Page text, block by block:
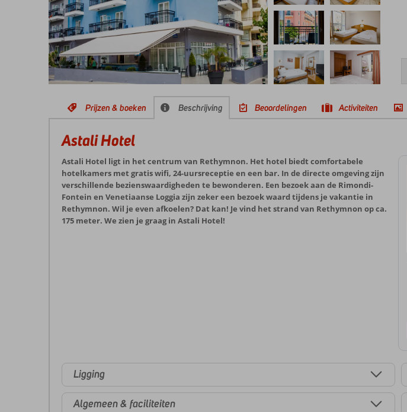
Prijzen & boeken Beschrijving Beoordelingen Activiteiten
Astali Hotel
Astali Hotel ligt in het centrum van Rethymnon. Het hotel biedt comfortabele
hotelkamers met gratis wifi, 24-uursreceptie en een bar. In de directe omgeving zijn
verschillende bezienswaardigheden te bewonderen. Een bezoek aan de Rimondi-
Fontein en Venetiaanse Loggia zijn zeker een bezoek waard tijdens je vakantie in
Rethymnon. Wil je even afkoelen? Dat kan! Je vind het strand van Rethymnon op ca.
175 meter. We zien je graag in Astali Hotel!
Ligging
Algemeen & faciliteiten